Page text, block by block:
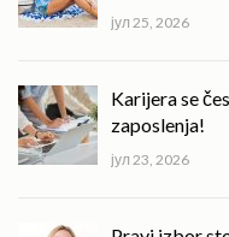
јул 25, 2026
Karijera se
zaposlenja!
јул 23, 2026